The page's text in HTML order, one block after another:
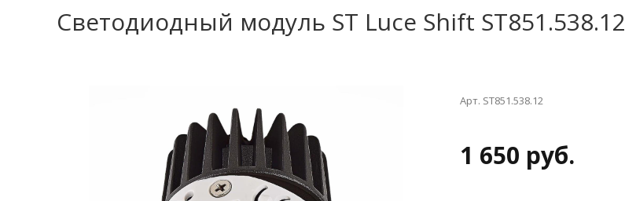
Светодиодный модуль ST Luce Shift ST851.538.12
Арт. ST851.538.12
1 650 руб.